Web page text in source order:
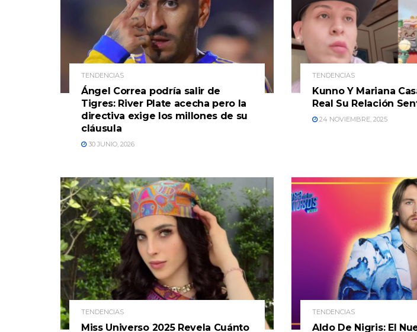
TENDENCIAS
Ángel Correa podría salir de
Tigres: River Plate acecha pero la
directiva exige los millones de su
cláusula
30 JUNIO, 2026
TENDENCIAS
Kunno Y Mariana
Real Su Relación
24 NOVIEMBRE, 2025
TENDENCIAS
Miss Universo 2025 Revela Cuánto
TENDENCIAS
Aldo De Nigris: El